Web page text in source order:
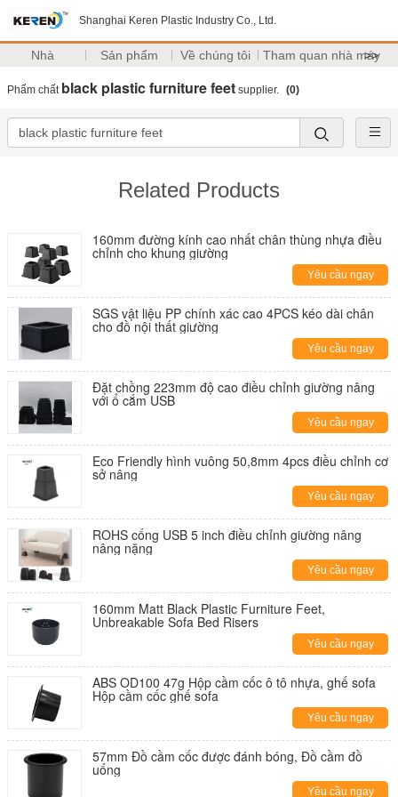
Shanghai Keren Plastic Industry Co., Ltd.
Nhà Sản phẩm Về chúng tôi Tham quan nhà máy
>>
Phẩm chất black plastic furniture feet supplier. (0)
Related Products
160mm đường kính cao nhất chân thùng nhựa điều
chỉnh cho khung giường
Yêu cầu ngay
SGS vật liệu PP chính xác cao 4PCS kéo dài chân
cho đồ nội thất giường
Yêu cầu ngay
Đặt chồng 223mm độ cao điều chỉnh giường nâng
với ổ cắm USB
Yêu cầu ngay
Eco Friendly hình vuông 50,8mm 4pcs điều chỉnh cơ
sở nâng
Yêu cầu ngay
ROHS cổng USB 5 inch điều chỉnh giường nâng
nâng nặng
Yêu cầu ngay
160mm Matt Black Plastic Furniture Feet,
Unbreakable Sofa Bed Risers
Yêu cầu ngay
ABS OD100 47g Hộp cầm cốc ô tô nhựa, ghế sofa
Hộp cầm cốc ghế sofa
Yêu cầu ngay
57mm Đồ cầm cốc được đánh bóng, Đồ cầm đồ
uống
Yêu cầu ngay